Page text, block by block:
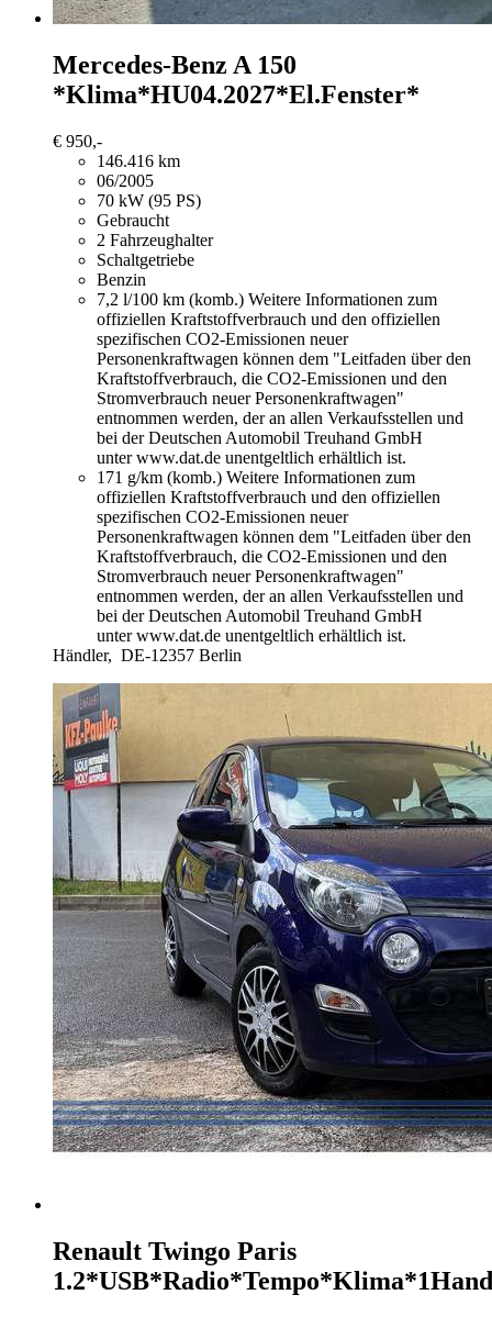
Mercedes-Benz A 150
*Klima*HU04.2027*El.Fenster*
€ 950,-
146.416 km
06/2005
70 kW (95 PS)
Gebraucht
2 Fahrzeughalter
Schaltgetriebe
Benzin
7,2 l/100 km (komb.) Weitere Informationen zum
offiziellen Kraftstoffverbrauch und den offiziellen
spezifischen CO2-Emissionen neuer
Personenkraftwagen können dem "Leitfaden über den
Kraftstoffverbrauch, die CO2-Emissionen und den
Stromverbrauch neuer Personenkraftwagen"
entnommen werden, der an allen Verkaufsstellen und
bei der Deutschen Automobil Treuhand GmbH
unter www.dat.de unentgeltlich erhältlich ist.
171 g/km (komb.) Weitere Informationen zum
offiziellen Kraftstoffverbrauch und den offiziellen
spezifischen CO2-Emissionen neuer
Personenkraftwagen können dem "Leitfaden über den
Kraftstoffverbrauch, die CO2-Emissionen und den
Stromverbrauch neuer Personenkraftwagen"
entnommen werden, der an allen Verkaufsstellen und
bei der Deutschen Automobil Treuhand GmbH
unter www.dat.de unentgeltlich erhältlich ist.
Händler, DE-12357 Berlin
Renault Twingo Paris